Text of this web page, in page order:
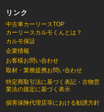
リンク
中古車カーリースTOP
カーリースカルモくんとは？
カルモ保証
企業情報
お客様お問い合わせ
取材・業務提携お問い合わせ
特定商取引法に基づく表記・古物営
業法の規定に基づく表示
損害保険代理店等における勧誘方針